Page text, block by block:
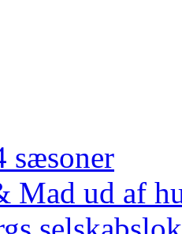
sæsoner
Mad ud af